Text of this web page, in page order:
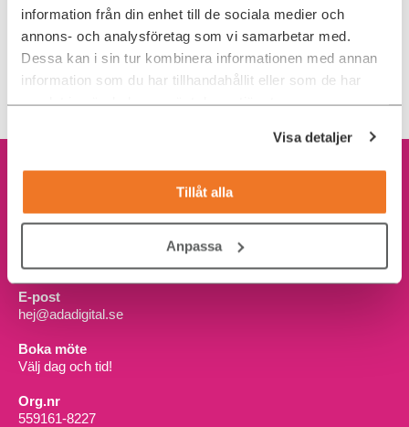
information från din enhet till de sociala medier och
annons- och analysföretag som vi samarbetar med.
Dessa kan i sin tur kombinera informationen med annan
information som du har tillhandahållit eller som de har
samlat in när du har använt deras tjänster.
Visa detaljer
Tillåt alla
Anpassa
Kontakta oss
E-post
hej@adadigital.se
Boka möte
Välj dag och tid!
Org.nr
559161-8227